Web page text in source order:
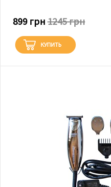
899 грн 1245 грн
КУПИТЬ